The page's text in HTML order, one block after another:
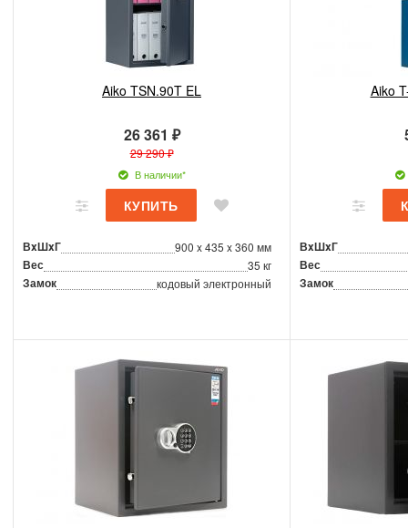
Aiko TSN.90T EL
26 361 ₽
29 290 ₽
В наличии*
ВxШxГ 900 x 435 x 360 мм
Вес 35 кг
Замок кодовый электронный
Aiko
ВxШxГ
Вес
Замок